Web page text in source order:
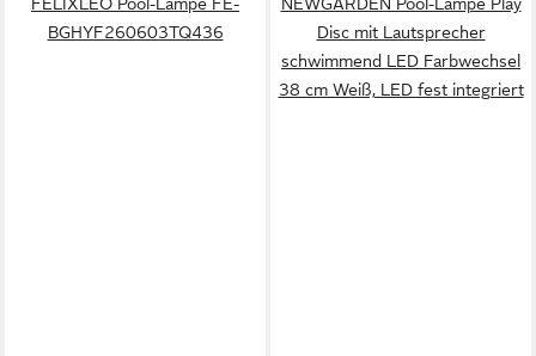
BGHYF260603TQ436
Disc mit Lautsprecher
schwimmend LED Farbwechsel
38 cm Weiß, LED fest integriert